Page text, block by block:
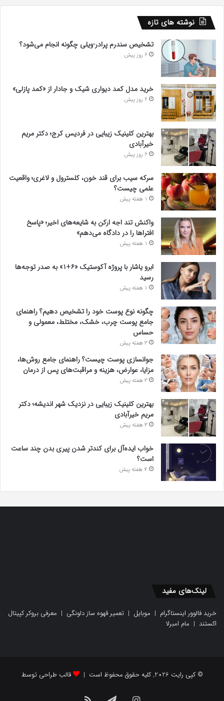
نوشته های تازه
تشخیص سندرم پرادر-ویلی چگونه انجام می‌شود؟
6 روز پیش
خرید مدل کمد دیواری شیک و جادار از «کمد پازلی»
6 روز پیش
بهترین کلینیک زیبایی در فردیس کرج؛ دکتر مریم
خیرآبادی
6 روز پیش
سرکه سیب برای قند خون، کلسترول و لاغری؛ واقعیت
علمی چیست؟
1 هفته پیش
واکنش تند اجه ارکن به شایعه‌های اخیر؛ «پاسخ
افتراها را در دادگاه می‌دهم»
1 هفته پیش
ابرو یاشار با پروژه آکوستیک «۶+۱» به صدر توجه‌ها
رسید
1 هفته پیش
چگونه نوع پوست خود را تشخیص دهیم؟ راهنمای
جامع پوست چرب، خشک، مختلط، معمولی و
حساس
3 هفته پیش
جوانسازی پوست چیست؟ راهنمای جامع روش‌ها،
مزایا، عوارض، هزینه و مراقبت‌های پس از درمان
3 هفته پیش
بهترین کلینیک زیبایی در نزدیک شهر اندیشه؛ دکتر
مریم خیرآبادی
3 هفته پیش
خواب ایده‌آل برای کندتر شدن پیری بدن چند ساعت
است؟
4 هفته پیش
لینک‌های مفید
خرید فالوور اینستاگرام | موبایل | تعمیر قهوه ساز دلونگی | معرفی بروکر کپیتال
اکستند | مام امبرلا
© کپی رایت 2026, کلیه حقوق محفوظ است | قالب طراحی توسط